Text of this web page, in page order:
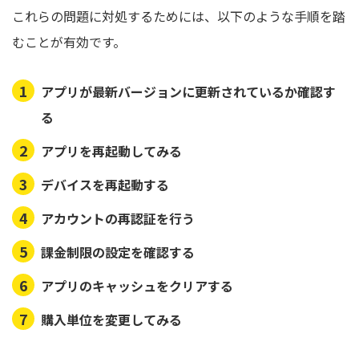
これらの問題に対処するためには、以下のような手順を踏
むことが有効です。
アプリが最新バージョンに更新されているか確認す
る
アプリを再起動してみる
デバイスを再起動する
アカウントの再認証を行う
課金制限の設定を確認する
アプリのキャッシュをクリアする
購入単位を変更してみる